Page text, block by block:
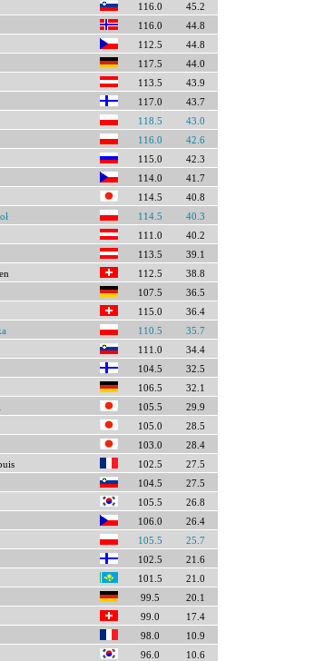
116.0
45.2
116.0
44.8
112.5
44.8
117.5
44.0
113.5
43.9
117.0
43.7
118.5
43.0
116.0
42.6
115.0
42.3
114.0
41.7
114.5
40.8
114.5
40.3
111.0
40.2
113.5
39.1
112.5
38.8
107.5
36.5
115.0
36.4
110.5
35.7
111.0
34.4
104.5
32.5
106.5
32.1
105.5
29.9
105.0
28.5
103.0
28.4
102.5
27.5
104.5
27.5
105.5
26.8
106.0
26.4
105.5
25.7
102.5
21.6
101.5
21.0
99.5
20.1
99.0
17.4
98.0
10.9
96.0
10.6